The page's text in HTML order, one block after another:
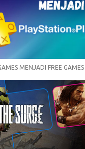
MENJADI FREE GAMES